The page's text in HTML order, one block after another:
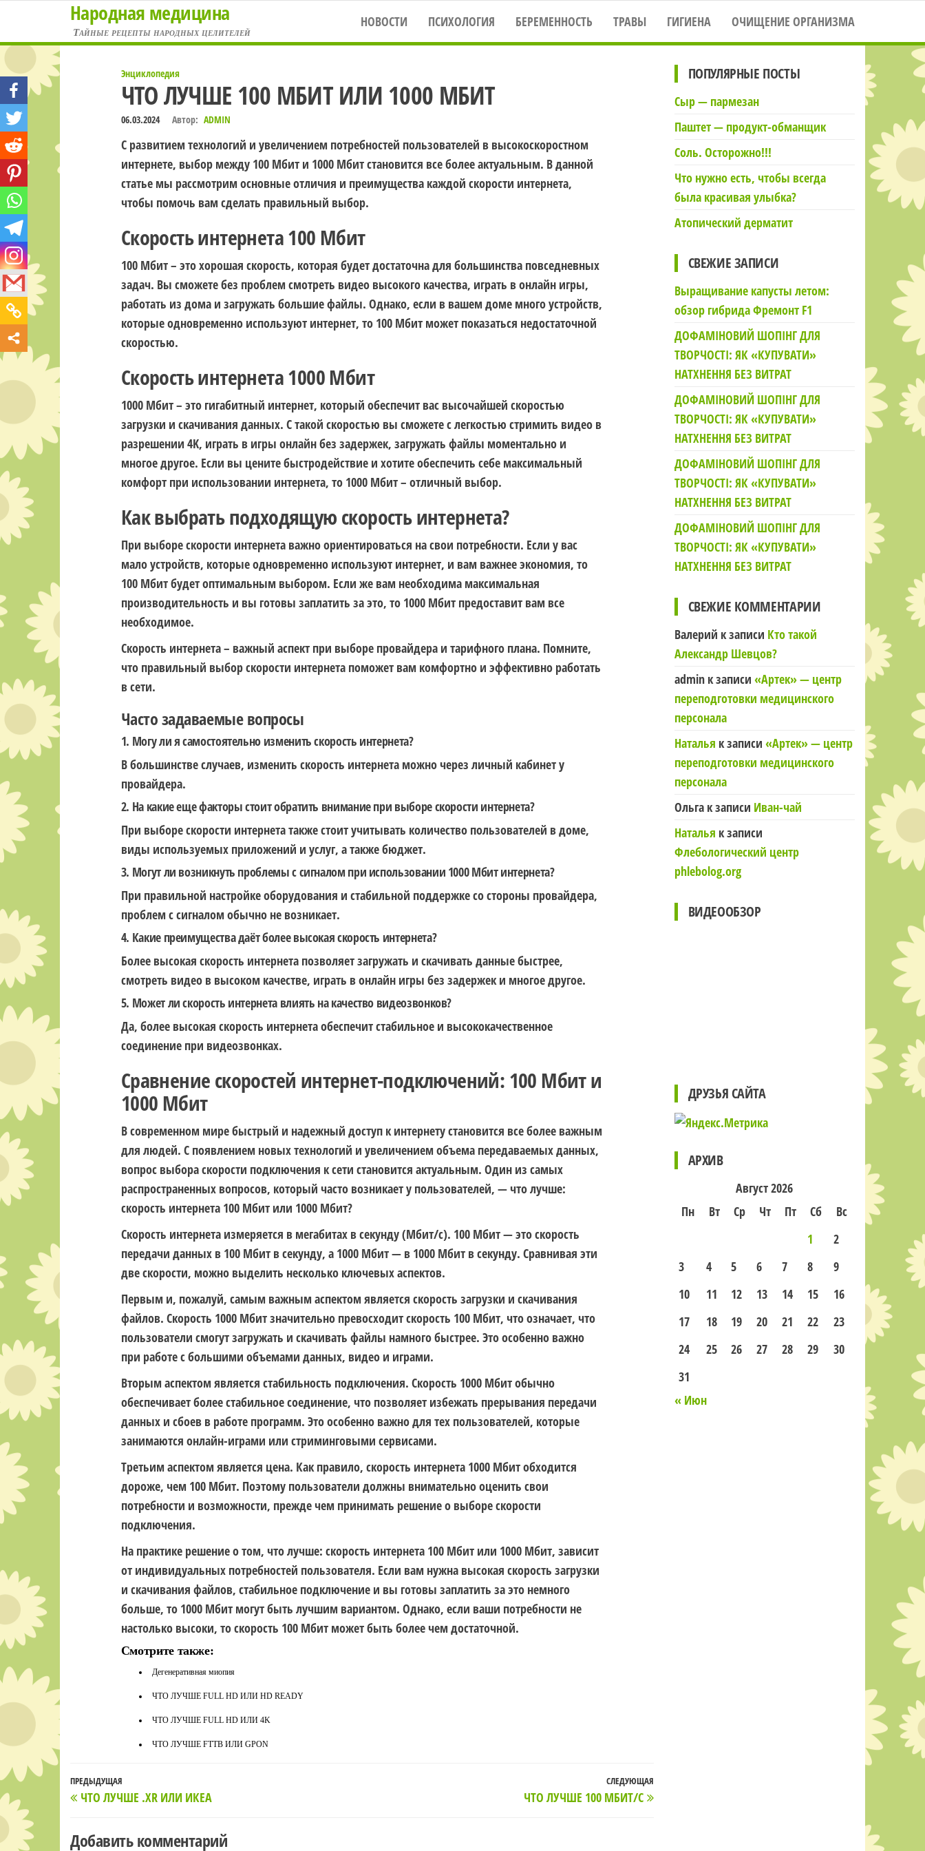
содержимому
Народная медицина
Тайные рецепты народных целителей
НОВОСТИ ПСИХОЛОГИЯ БЕРЕМЕННОСТЬ ТРАВЫ ГИГИЕНА ОЧИЩЕНИЕ ОРГАНИЗМА
Энциклопедия
ЧТО ЛУЧШЕ 100 МБИТ ИЛИ 1000 МБИТ
06.03.2024 Автор: ADMIN
С развитием технологий и увеличением потребностей пользователей в высокоскоростном
интернете, выбор между 100 Мбит и 1000 Мбит становится все более актуальным. В данной
статье мы рассмотрим основные отличия и преимущества каждой скорости интернета,
чтобы помочь вам сделать правильный выбор.
Скорость интернета 100 Мбит
100 Мбит – это хорошая скорость, которая будет достаточна для большинства повседневных
задач. Вы сможете без проблем смотреть видео высокого качества, играть в онлайн игры,
работать из дома и загружать большие файлы. Однако, если в вашем доме много устройств,
которые одновременно используют интернет, то 100 Мбит может показаться недостаточной
скоростью.
Скорость интернета 1000 Мбит
1000 Мбит – это гигабитный интернет, который обеспечит вас высочайшей скоростью
загрузки и скачивания данных. С такой скоростью вы сможете с легкостью стримить видео в
разрешении 4K, играть в игры онлайн без задержек, загружать файлы моментально и
многое другое. Если вы цените быстродействие и хотите обеспечить себе максимальный
комфорт при использовании интернета, то 1000 Мбит – отличный выбор.
Как выбрать подходящую скорость интернета?
При выборе скорости интернета важно ориентироваться на свои потребности. Если у вас
мало устройств, которые одновременно используют интернет, и вам важнее экономия, то
100 Мбит будет оптимальным выбором. Если же вам необходима максимальная
производительность и вы готовы заплатить за это, то 1000 Мбит предоставит вам все
необходимое.
Скорость интернета – важный аспект при выборе провайдера и тарифного плана. Помните,
что правильный выбор скорости интернета поможет вам комфортно и эффективно работать
в сети.
Часто задаваемые вопросы
1. Могу ли я самостоятельно изменить скорость интернета?
В большинстве случаев, изменить скорость интернета можно через личный кабинет у
провайдера.
2. На какие еще факторы стоит обратить внимание при выборе скорости интернета?
При выборе скорости интернета также стоит учитывать количество пользователей в доме,
виды используемых приложений и услуг, а также бюджет.
3. Могут ли возникнуть проблемы с сигналом при использовании 1000 Мбит интернета?
При правильной настройке оборудования и стабильной поддержке со стороны провайдера,
проблем с сигналом обычно не возникает.
4. Какие преимущества даёт более высокая скорость интернета?
Более высокая скорость интернета позволяет загружать и скачивать данные быстрее,
смотреть видео в высоком качестве, играть в онлайн игры без задержек и многое другое.
5. Может ли скорость интернета влиять на качество видеозвонков?
Да, более высокая скорость интернета обеспечит стабильное и высококачественное
соединение при видеозвонках.
Сравнение скоростей интернет-подключений: 100 Мбит и
1000 Мбит
В современном мире быстрый и надежный доступ к интернету становится все более важным
для людей. С появлением новых технологий и увеличением объема передаваемых данных,
вопрос выбора скорости подключения к сети становится актуальным. Один из самых
распространенных вопросов, который часто возникает у пользователей, — что лучше:
скорость интернета 100 Мбит или 1000 Мбит?
Скорость интернета измеряется в мегабитах в секунду (Мбит/с). 100 Мбит — это скорость
передачи данных в 100 Мбит в секунду, а 1000 Мбит — в 1000 Мбит в секунду. Сравнивая эти
две скорости, можно выделить несколько ключевых аспектов.
Первым и, пожалуй, самым важным аспектом является скорость загрузки и скачивания
файлов. Скорость 1000 Мбит значительно превосходит скорость 100 Мбит, что означает, что
пользователи смогут загружать и скачивать файлы намного быстрее. Это особенно важно
при работе с большими объемами данных, видео и играми.
Вторым аспектом является стабильность подключения. Скорость 1000 Мбит обычно
обеспечивает более стабильное соединение, что позволяет избежать прерывания передачи
данных и сбоев в работе программ. Это особенно важно для тех пользователей, которые
занимаются онлайн-играми или стриминговыми сервисами.
Третьим аспектом является цена. Как правило, скорость интернета 1000 Мбит обходится
дороже, чем 100 Мбит. Поэтому пользователи должны внимательно оценить свои
потребности и возможности, прежде чем принимать решение о выборе скорости
подключения.
На практике решение о том, что лучше: скорость интернета 100 Мбит или 1000 Мбит, зависит
от индивидуальных потребностей пользователя. Если вам нужна высокая скорость загрузки
и скачивания файлов, стабильное подключение и вы готовы заплатить за это немного
больше, то 1000 Мбит могут быть лучшим вариантом. Однако, если ваши потребности не
настолько высоки, то скорость 100 Мбит может быть более чем достаточной.
Смотрите также:
Дегенеративная миопия
ЧТО ЛУЧШЕ FULL HD ИЛИ HD READY
ЧТО ЛУЧШЕ FULL HD ИЛИ 4K
ЧТО ЛУЧШЕ FTTB ИЛИ GPON
Навигация
по
записям
Предыдущая
запись
ПРЕДЫДУЩАЯ
ЧТО ЛУЧШЕ .XR ИЛИ ИКЕА
Следующая
запись
СЛЕДУЮЩАЯ
ЧТО ЛУЧШЕ 100 МБИТ/С
Добавить комментарий
ПОПУЛЯРНЫЕ ПОСТЫ
Сыр — пармезан
Паштет — продукт-обманщик
Соль. Осторожно!!!
Что нужно есть, чтобы всегда
была красивая улыбка?
Атопический дерматит
СВЕЖИЕ ЗАПИСИ
Выращивание капусты летом:
обзор гибрида Фремонт F1
ДОФАМІНОВИЙ ШОПІНГ ДЛЯ
ТВОРЧОСТІ: ЯК «КУПУВАТИ»
НАТХНЕННЯ БЕЗ ВИТРАТ
ДОФАМІНОВИЙ ШОПІНГ ДЛЯ
ТВОРЧОСТІ: ЯК «КУПУВАТИ»
НАТХНЕННЯ БЕЗ ВИТРАТ
ДОФАМІНОВИЙ ШОПІНГ ДЛЯ
ТВОРЧОСТІ: ЯК «КУПУВАТИ»
НАТХНЕННЯ БЕЗ ВИТРАТ
ДОФАМІНОВИЙ ШОПІНГ ДЛЯ
ТВОРЧОСТІ: ЯК «КУПУВАТИ»
НАТХНЕННЯ БЕЗ ВИТРАТ
СВЕЖИЕ КОММЕНТАРИИ
Валерий к записи Кто такой
Александр Шевцов?
adminк записи «Артек» — центр
переподготовки медицинского
персонала
Наталья к записи «Артек» — центр
переподготовки медицинского
персонала
Ольгак записи Иван-чай
Наталья к записи
Флебологический центр
phlebolog.org
ВИДЕООБЗОР
ДРУЗЬЯ САЙТА
АРХИВ
Август 2026
Пн
Вт Ср Чт Пт Сб
Вс
1
2
3
4 5 6 7 8
9
10
11 12 13 14 15
16
17
18 19 20 21 22
23
24
25 26 27 28 29
30
31
« Июн